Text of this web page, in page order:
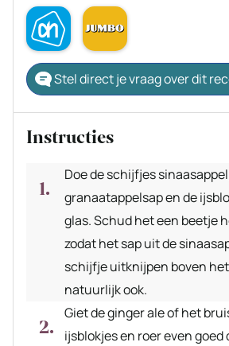
Stel direct je vraag over dit
Instructies
Doe de schijfjes
granaatappelsap en de
glas. Schud het een beetje
zodat het sap uit de
schijfje uitknijpen boven
natuurlijk ook.
Giet de ginger ale of het
ijsblokjes en roer even goed